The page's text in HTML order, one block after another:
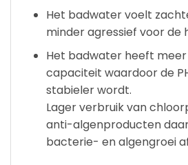
Het badwater voelt
minder agressief voor de
Het badwater heeft
capaciteit waardoor de
stabieler wordt.
Lager verbruik van
anti-algenproducten
bacterie- en algengroei